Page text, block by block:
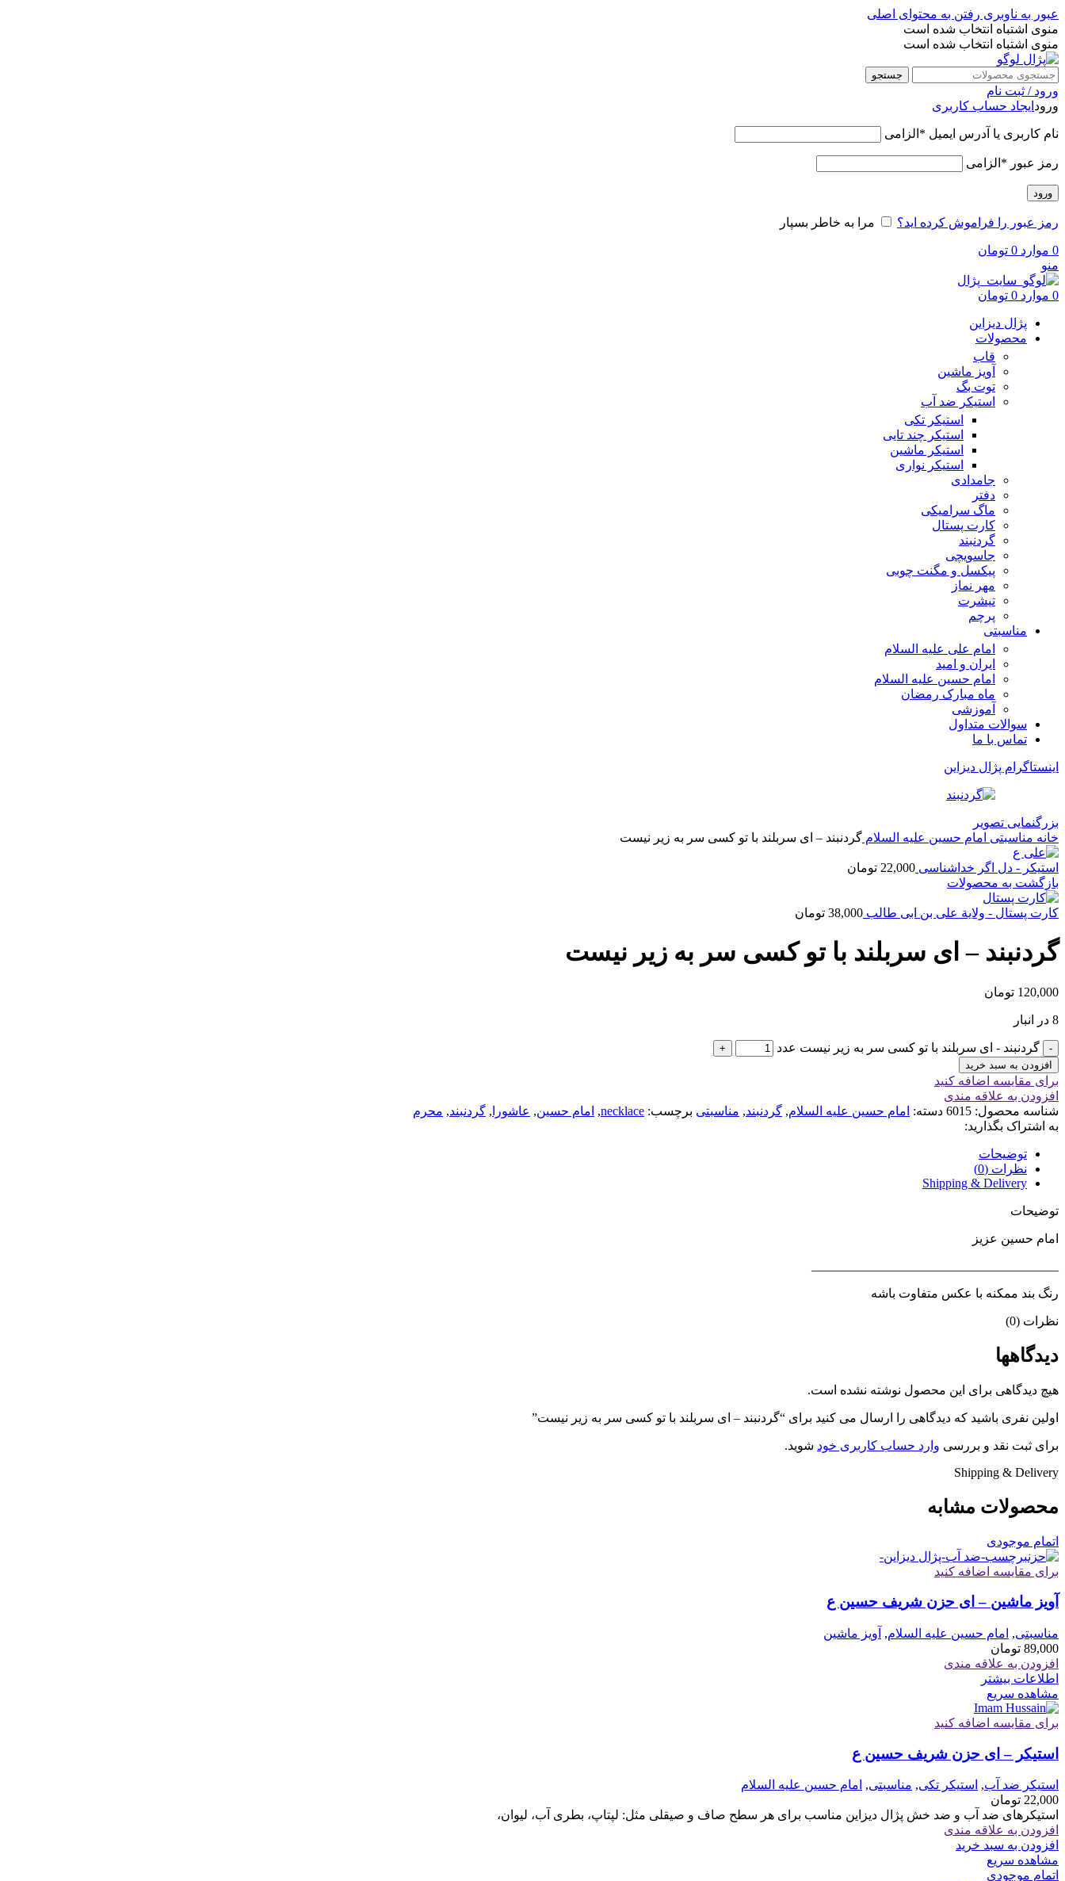
عبور به ناوبری رفتن به محتوای اصلی
منوی اشتباه انتخاب شده است
منوی اشتباه انتخاب شده است
جستجو
ورود / ثبت نام
ورود ایجاد حساب کاربری
نام کاربری یا آدرس ایمیل * الزامی
رمز عبور * الزامی
ورود
رمز عبور را فراموش کرده اید؟ مرا به خاطر بسپار
0 موارد 0 تومان
منو
0 موارد 0 تومان
پژال دیزاین
محصولات
قاب
آویز ماشین
توت بگ
استیکر ضد آب
استیکر تکی
استیکر چند تایی
استیکر ماشین
استیکر نواری
جامدادی
دفتر
ماگ سرامیکی
کارت پستال
گردنبند
جاسویچی
پیکسل و مگنت چوبی
مهر نماز
تیشرت
پرچم
مناسبتی
امام علی علیه السلام
ایران و امید
امام حسین علیه السلام
ماه مبارک رمضان
آموزشی
سوالات متداول
تماس با ما
اینستاگرام پژال دیزاین
بزرگنمایی تصویر
خانه مناسبتی امام حسین علیه السلام گردنبند – ای سربلند با تو کسی سر به زیر نیست
استیکر - دل اگر خداشناسی 22,000 تومان
بازگشت به محصولات
کارت پستال - ولایة علی بن ابی طالب 38,000 تومان
گردنبند – ای سربلند با تو کسی سر به زیر نیست
120,000 تومان
8 در انبار
گردنبند - ای سربلند با تو کسی سر به زیر نیست عدد
افزودن به سبد خرید
برای مقایسه اضافه کنید
افزودن به علاقه مندی
شناسه محصول: 6015 دسته: امام حسین علیه السلام, گردنبند, مناسبتی برچسب: necklace
, امام حسین, عاشورا , گردنبند, محرم
به اشتراک بگذارید:
توضیحات
نظرات (0)
Shipping & Delivery
توضیحات
امام حسین عزیز
رنگ بند ممکنه با عکس متفاوت باشه
نظرات (0)
دیدگاهها
هیچ دیدگاهی برای این محصول نوشته نشده است.
اولین نفری باشید که دیدگاهی را ارسال می کنید برای “گردنبند – ای سربلند با تو کسی سر به زیر نیست”
برای ثبت نقد و بررسی وارد حساب کاربری خود شوید.
Shipping & Delivery
محصولات مشابه
اتمام موجودی
برای مقایسه اضافه کنید
آویز ماشین – ای حزن شریف حسین ع
مناسبتی, امام حسین علیه السلام, آویز ماشین
89,000 تومان
افزودن به علاقه مندی
اطلاعات بیشتر
مشاهده سریع
برای مقایسه اضافه کنید
استیکر – ای حزن شریف حسین ع
استیکر ضد آب, استیکر تکی, مناسبتی, امام حسین علیه السلام
22,000 تومان
استیکرهای ضد آب و ضد خش پژال دیزاین مناسب برای هر سطح صاف و صیقلی مثل: لپتاپ، بطری آب، لیوان،
افزودن به علاقه مندی
افزودن به سبد خرید
مشاهده سریع
اتمام موجودی